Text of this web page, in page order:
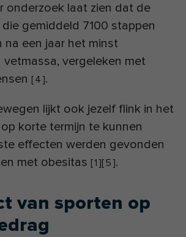
onderzoek laat zien dat de
gemiddeld 7100 stappen
na een jaar het minst
vetmassa, vergeleken met
[4].
lijkt ook jezelf flink in het
korte termijn te kunnen
effecten werden gevonden
met obesitas [1][5].
van sporten op